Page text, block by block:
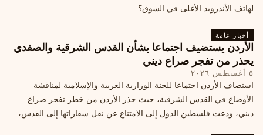
لهاتف الأندرويد الأغلى في السوق؟
أخبار عامة
الأردن يستضيف اجتماعا بشأن القدس الشرقية والصفدي
يحذر من تفجر صراع ديني
٥ أغسطس ٢٠٢٦
استضاف الأردن اجتماعا للجنة الوزارية العربية والإسلامية لمناقشة
الأوضاع في القدس الشرقية، حيث حذر الأردن من خطر تفجر صراع
ديني، ودعت فلسطين الدول إلى الامتناع عن نقل سفاراتها إلى القدس،